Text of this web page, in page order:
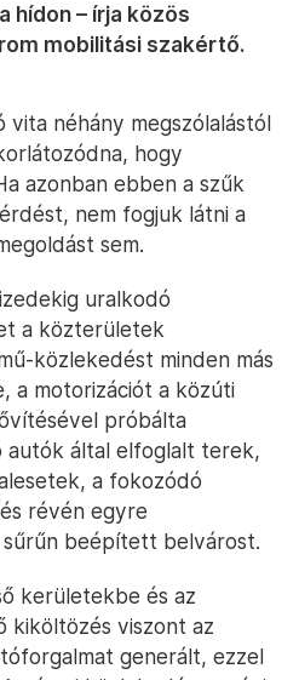
hídon – írja közös
mobilitási szakértő.
vita néhány megszólalástól
hogy
azonban ebben a szűk
nem fogjuk látni a
sem.
uralkodó
a közterületek
közlekedést minden más
a motorizációt a közúti
próbálta
autók által elfoglalt terek,
a fokozódó
révén egyre
beépített belvárost.
kerületekbe és az
kiköltözés viszont az
generált, ezzel